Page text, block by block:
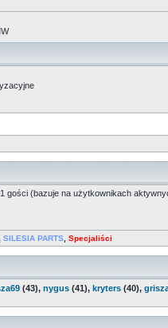
(bazuje na użytkownikach
SILESIA PARTS Specjaliści
(43), nygus (41), kryters (40),